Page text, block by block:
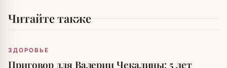
Читайте также
ЗДОРОВЬЕ
Приговор для Валерии Чекалины: 5 лет